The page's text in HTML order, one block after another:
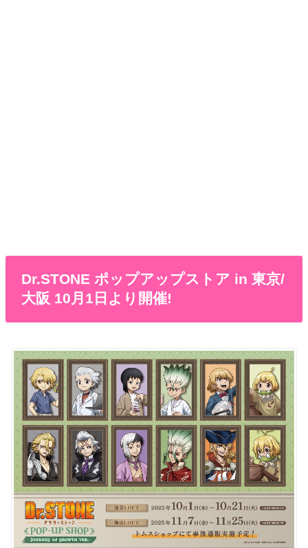
Dr.STONE ポップアップストア in 東京/
大阪 10月1日より開催!